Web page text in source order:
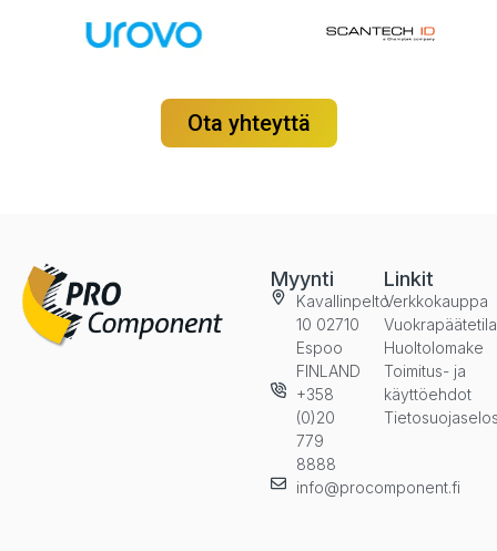
Ota yhteyttä
Myynti
Kavallinpelto
10 02710
Espoo
FINLAND
+358
(0)20
779
8888
info@procomponent.fi
Linkit
Verkkokauppa
Huoltolomake
Toimitus- ja
käyttöehdot